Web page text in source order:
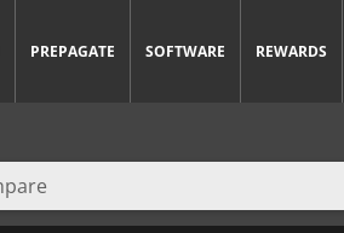
PREPAGATE SOFTWARE REWARDS